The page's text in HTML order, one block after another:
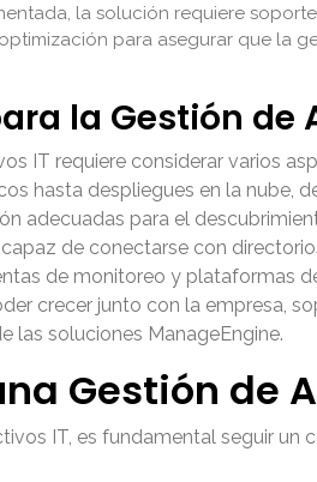
la solución requiere
para asegurar que la
la Gestión de
IT requiere considerar varios
hasta despliegues en la nube,
adecuadas para el
de conectarse con
de monitoreo y plataformas
crecer junto con la empresa,
las soluciones ManageEngine.
Gestión de
IT, es fundamental seguir